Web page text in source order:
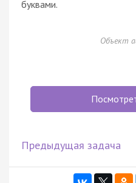
буквами.
Объект
Предыдущая задача